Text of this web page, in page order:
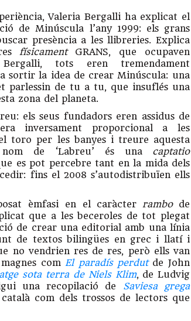
Valeria Bergalli ha explicat el
de Minúscula l’any 1999: els grans
presència a les llibreries. Explica
físicament GRANS, que ocupaven
tots eren tremendament
sortir la idea de crear Minúscula: una
parlessin de tu a tu, que insuflés una
zona del planeta.
els seus fundadors eren assidus de
inversament proporcional a les
toro per les banyes i treure aquesta
de ‘Labreu’ és una captatio
es pot percebre tant en la mida dels
fins el 2008 s’autodistribuïen ells
èmfasi en el caràcterrambo de
que a les beceroles de tot plegat
de crear una editorial amb una línia
de textos bilingües en grec i llatí i
no vendrien res de res, però ells van
com El paradís perdut de John
sota terra de Niels Klim, de Ludvig
una recopilació de Saviesa grega
com dels trossos de lectors que